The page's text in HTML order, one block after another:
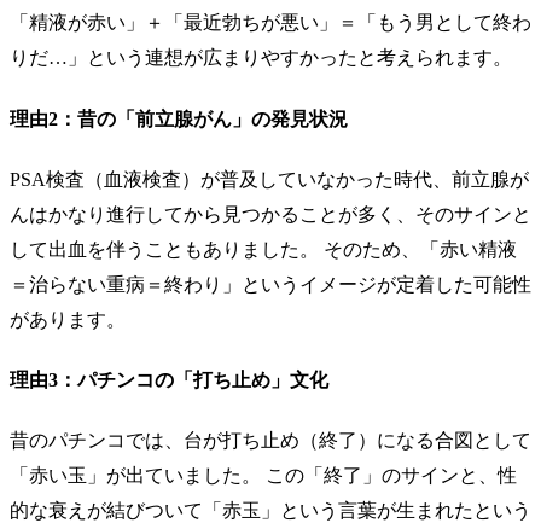
「精液が赤い」＋「最近勃ちが悪い」＝「もう男として終わ
りだ…」という連想が広まりやすかったと考えられます。
理由2：昔の「前立腺がん」の発見状況
PSA検査（血液検査）が普及していなかった時代、前立腺が
んはかなり進行してから見つかることが多く、そのサインと
して出血を伴うこともありました。 そのため、「赤い精液
＝治らない重病＝終わり」というイメージが定着した可能性
があります。
理由3：パチンコの「打ち止め」文化
昔のパチンコでは、台が打ち止め（終了）になる合図として
「赤い玉」が出ていました。 この「終了」のサインと、性
的な衰えが結びついて「赤玉」という言葉が生まれたという